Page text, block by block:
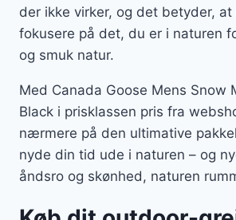
der ikke virker, og det betyder, at
fokusere på det, du er i naturen
og smuk natur.
Med Canada Goose Mens Snow
Black i prisklassen pris fra
nærmere på den ultimative
nyde din tid ude i naturen – og
åndsro og skønhed, naturen